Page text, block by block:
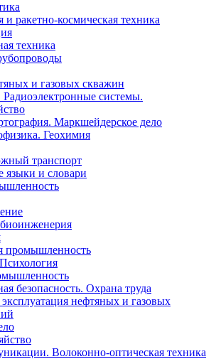
ракетно-космическая техника
техника
и газовых скважин
системы.
Маркшейдерское дело
Геохимия
транспорт
языки и словари
промышленность
безопасность. Охрана труда
эксплуатация нефтяных и газовых
Волоконно-оптическая техника